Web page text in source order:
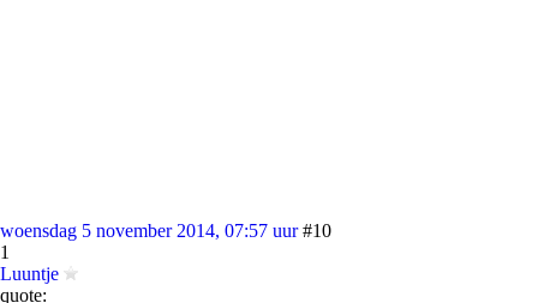
woensdag 5 november 2014, 07:57 uur #10
1
Luuntje
quote: